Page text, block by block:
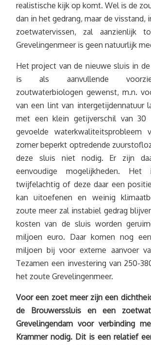
realistische kijk op komt. Wel is de
dan in het gedrang, maar de visstand,
zoetwatervissen, zal aanzienlijk
Grevelingenmeer is geen natuurlijk
Het project van de nieuwe sluis in
is als aanvullende
zoutwaterbiologen gewenst, m.n.
van een lint van intergetijdennatuur
met een klein getijverschil van 30
gevoelde
zomer beperkt optredende
deze sluis niet nodig. Er zijn
eenvoudige mogelijkheden. Het
twijfelachtig of deze daar een
kan uitoefenen en weinig
zoute meer zal instabiel gedrag
kosten van de sluis worden
miljoen euro. Daar komen nog
miljoen bij voor externe aanvoer
Tezamen een investering van 250-
het zoute Grevelingenmeer.
Voor een zoet meer zijn een
de Brouwerssluis en een
Grevelingendam voor verbinding
Krammer nodig. Dit is een relatief